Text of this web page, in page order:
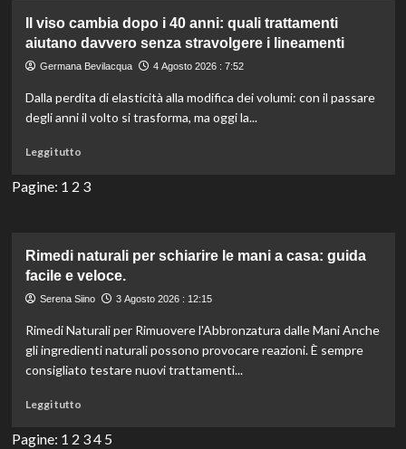
Transfer-
Proof:
è
nel
Tuo
Quotidiano?
Il viso cambia dopo i 40 anni: quali trattamenti
aiutano davvero senza stravolgere i lineamenti
Germana Bevilacqua 4 Agosto 2026 : 7:52
Dalla perdita di elasticità alla modifica dei volumi: con il passare
degli anni il volto si trasforma, ma oggi la...
Leggi tuttoLeggi
più
cambia
dopo
40
quali
trattamenti
aiutano
senza
Pagine: 1 2 3
Rimedi naturali per schiarire le mani a casa: guida
facile e veloce.
Serena Siino 3 Agosto 2026 : 12:15
Rimedi Naturali per Rimuovere l'Abbronzatura dalle Mani Anche
gli ingredienti naturali possono provocare reazioni. È sempre
consigliato testare nuovi trattamenti...
Leggi tuttoLeggi
più
Pagine: 1 2 34 5